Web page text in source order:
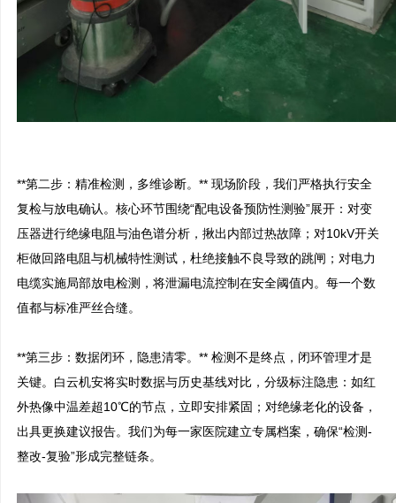
**第二步：精准检测，多维诊断。** 现场阶段，我们严格执行安全
复检与放电确认。核心环节围绕“配电设备预防性测验”展开：对变
压器进行绝缘电阻与油色谱分析，揪出内部过热故障；对10kV开关
柜做回路电阻与机械特性测试，杜绝接触不良导致的跳闸；对电力
电缆实施局部放电检测，将泄漏电流控制在安全阈值内。每一个数
值都与标准严丝合缝。
**第三步：数据闭环，隐患清零。** 检测不是终点，闭环管理才是
关键。白云机安将实时数据与历史基线对比，分级标注隐患：如红
外热像中温差超10℃的节点，立即安排紧固；对绝缘老化的设备，
出具更换建议报告。我们为每一家医院建立专属档案，确保“检测-
整改-复验”形成完整链条。